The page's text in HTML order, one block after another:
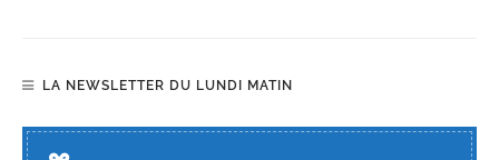
LA NEWSLETTER DU LUNDI MATIN